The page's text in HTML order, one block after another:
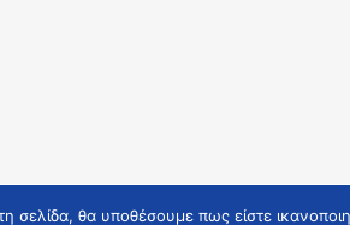
σελίδα, θα υποθέσουμε πως είστε